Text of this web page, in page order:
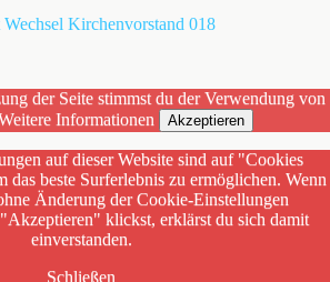
der Seite stimmst du der Verwendung von
Informationen Akzeptieren
auf dieser Website sind auf "Cookies
das beste Surferlebnis zu ermöglichen. Wenn
Änderung der Cookie-Einstellungen
klickst, erklärst du sich damit
einverstanden.
Schließen